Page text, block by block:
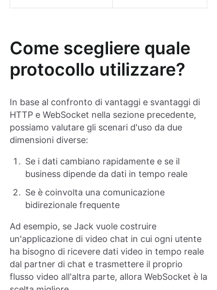
Come scegliere quale
protocollo utilizzare?
In base al confronto di vantaggi e svantaggi di
HTTP e WebSocket nella sezione precedente,
possiamo valutare gli scenari d'uso da due
dimensioni diverse:
Se i dati cambiano rapidamente e se il
business dipende da dati in tempo reale
Se è coinvolta una comunicazione
bidirezionale frequente
Ad esempio, se Jack vuole costruire
un'applicazione di video chat in cui ogni utente
ha bisogno di ricevere dati video in tempo reale
dal partner di chat e trasmettere il proprio
flusso video all'altra parte, allora WebSocket è la